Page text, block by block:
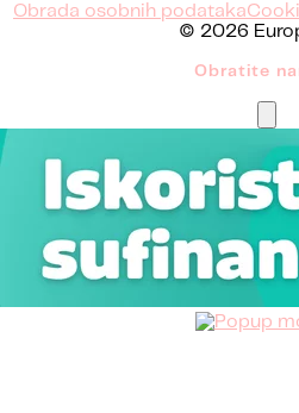
Obrada osobnih podataka
© 2026
Obratite